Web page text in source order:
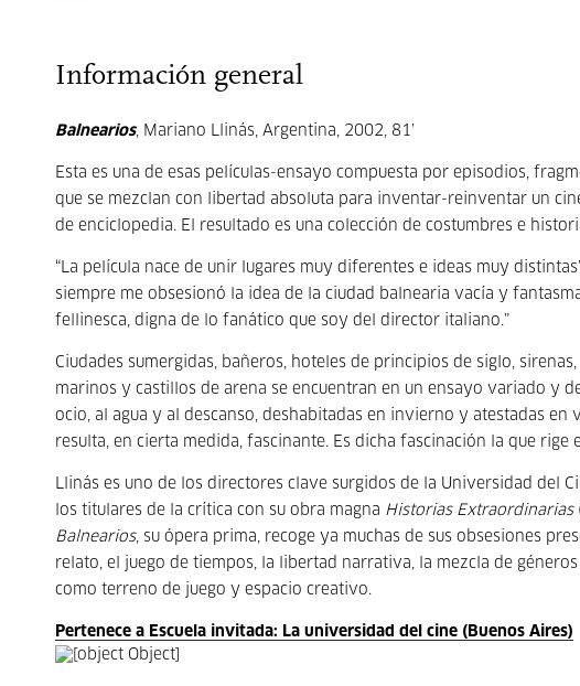
Información general
Balnearios, Mariano Llinás, Argentina, 2002, 81’
Esta es una de esas películas-ensayo compuesta por episodios,
que se mezclan con libertad absoluta para inventar-reinventar un
de enciclopedia. El resultado es una colección de costumbres e
“La película nace de unir lugares muy diferentes e ideas muy
siempre me obsesionó la idea de la ciudad balnearia vacía y
fellinesca, digna de lo fanático que soy del director italiano.”
Ciudades sumergidas, bañeros, hoteles de principios de siglo,
marinos y castillos de arena se encuentran en un ensayo variado y
ocio, al agua y al descanso, deshabitadas en invierno y atestadas
resulta, en cierta medida, fascinante. Es dicha fascinación la que rige
Llinás es uno de los directores clave surgidos de la Universidad del
los titulares de la crítica con su obra magna Historias Extraordinarias
Balnearios, su ópera prima, recoge ya muchas de sus obsesiones
relato, el juego de tiempos, la libertad narrativa, la mezcla de
como terreno de juego y espacio creativo.
Pertenece a Escuela invitada: La universidad del cine (Buenos Aires)